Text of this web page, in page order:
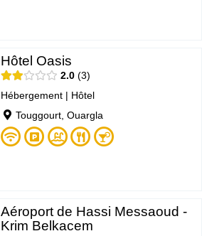
Hôtel Oasis
2.0 3
Hébergement | Hôtel
Touggourt, Ouargla
Aéroport de Hassi Messaoud -
Krim Belkacem